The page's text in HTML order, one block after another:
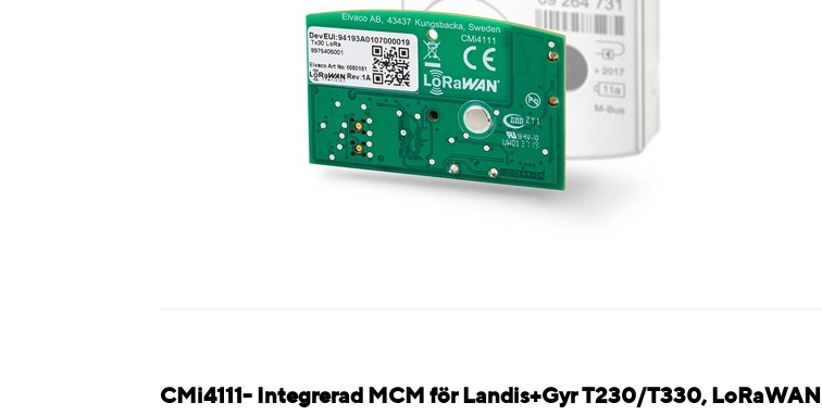
CMi4111- Integrerad MCM för Landis+Gyr T230/T330, LoRaWAN